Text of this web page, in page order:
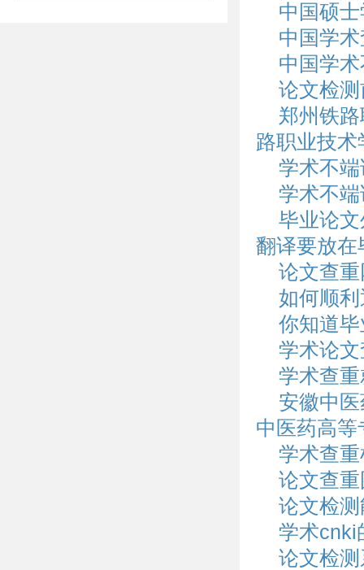
中国硕
中国学
中国学
论文检
郑州铁
路职业技
学术不
学术不
毕业论
翻译要放在
论文查
如何顺
你知道
学术论
学术查
安徽中
中医药高
学术查
论文查
论文检
学术cnki
论文检